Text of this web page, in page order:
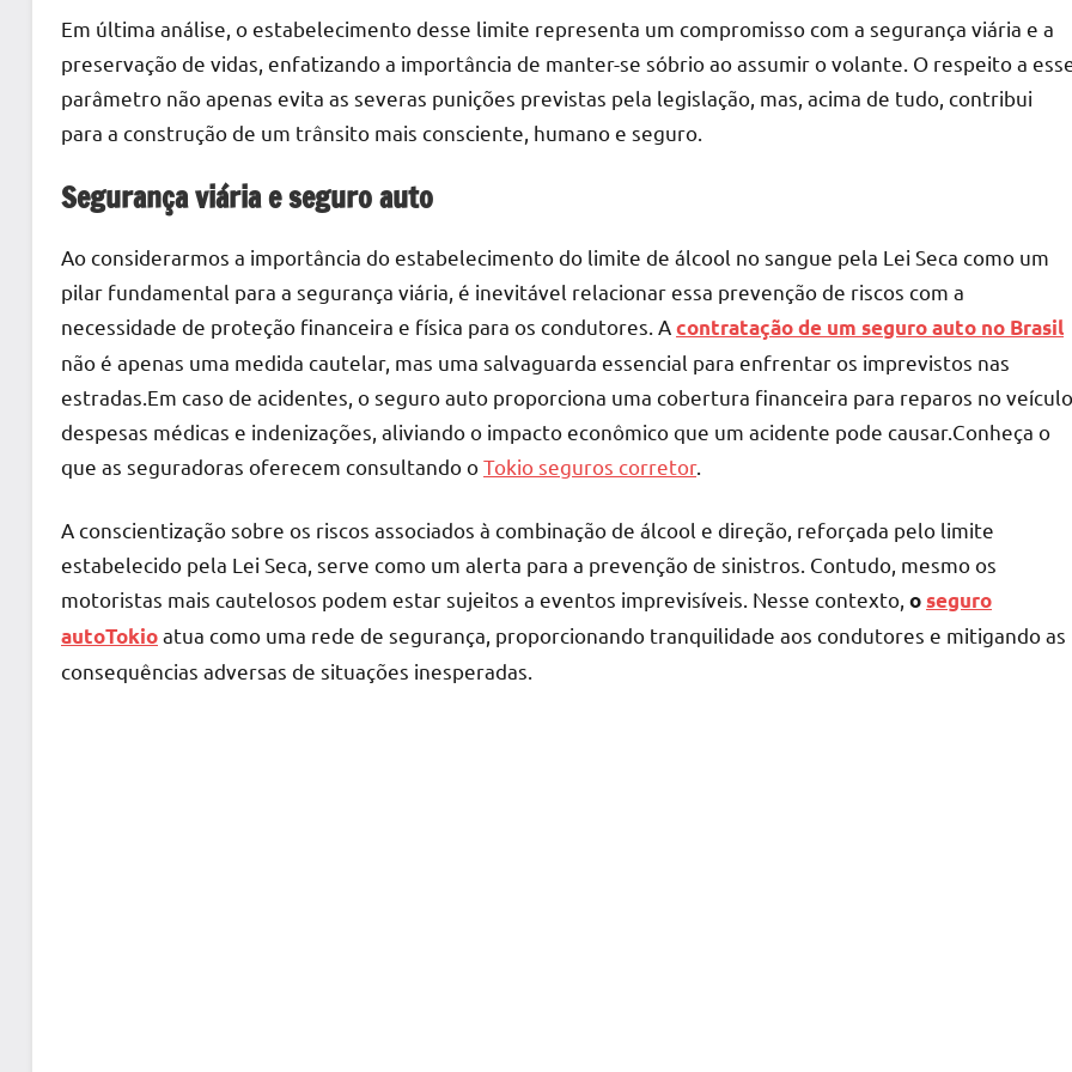
Em última análise, o estabelecimento desse limite representa um compromisso com a segurança viária e a
preservação de vidas, enfatizando a importância de manter-se sóbrio ao assumir o volante. O respeito a
parâmetro não apenas evita as severas punições previstas pela legislação, mas, acima de tudo, contribui
para a construção de um trânsito mais consciente, humano e seguro.
Segurança viária e seguro auto
Ao considerarmos a importância do estabelecimento do limite de álcool no sangue pela Lei Seca como um
pilar fundamental para a segurança viária, é inevitável relacionar essa prevenção de riscos com a
necessidade de proteção financeira e física para os condutores. Acontratação de um seguro auto no Brasil
não é apenas uma medida cautelar, mas uma salvaguarda essencial para enfrentar os imprevistos nas
estradas.Em caso de acidentes, o seguro auto proporciona uma cobertura financeira para reparos no
despesas médicas e indenizações, aliviando o impacto econômico que um acidente pode causar.Conheça o
que as seguradoras oferecem consultando oTokio seguros corretor.
A conscientização sobre os riscos associados à combinação de álcool e direção, reforçada pelo limite
estabelecido pela Lei Seca, serve como um alerta para a prevenção de sinistros. Contudo, mesmo os
motoristas mais cautelosos podem estar sujeitos a eventos imprevisíveis. Nesse contexto, oseguro
autoTokioatua como uma rede de segurança, proporcionando tranquilidade aos condutores e mitigando as
consequências adversas de situações inesperadas.